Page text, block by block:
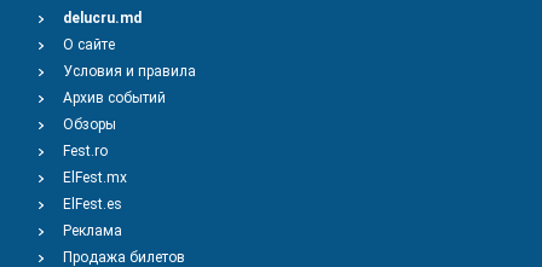
delucru.md
О сайте
Условия и правила
Архив событий
Обзоры
Fest.ro
ElFest.mx
ElFest.es
Реклама
Продажа билетов